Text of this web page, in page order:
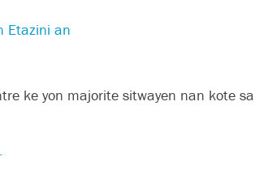
Etazini an
ke yon majorite sitwayen nan kote